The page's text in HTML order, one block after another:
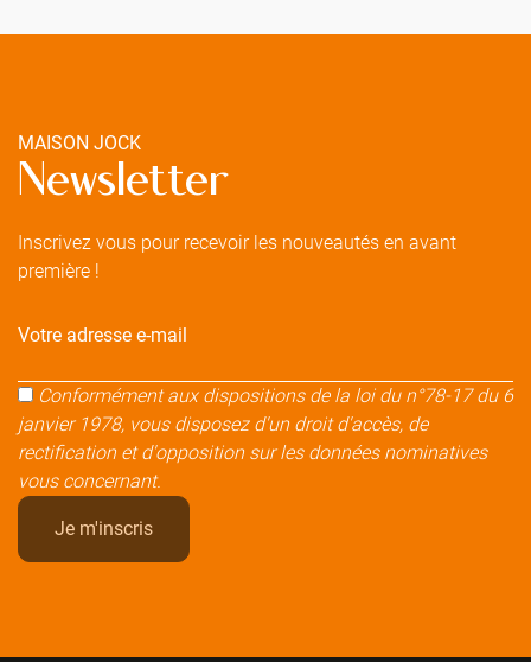
MAISON JOCK
Newsletter
Inscrivez vous pour recevoir les nouveautés en avant
première !
Votre adresse e-mail
Conformément aux dispositions de la loi du n°78-17 du 6
janvier 1978, vous disposez d'un droit d'accès, de
rectification et d'opposition sur les données nominatives
vous concernant.